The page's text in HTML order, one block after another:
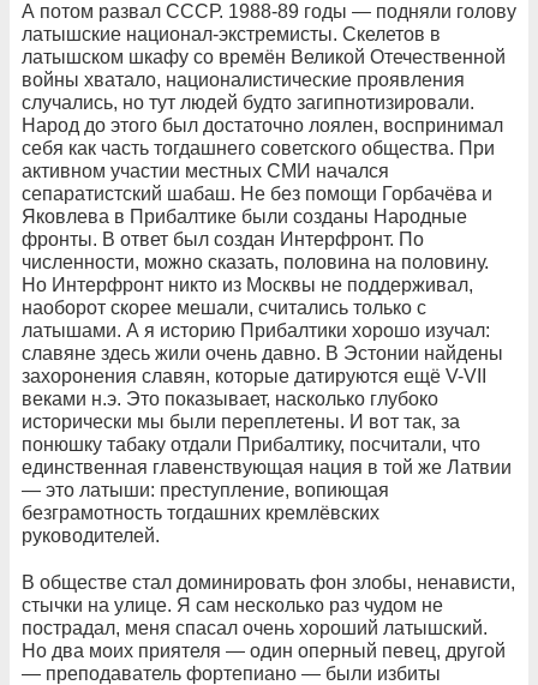
А потом развал СССР. 1988-89 годы — подняли голову
латышские национал-экстремисты. Скелетов в
латышском шкафу со времён Великой Отечественной
войны хватало, националистические проявления
случались, но тут людей будто загипнотизировали.
Народ до этого был достаточно лоялен, воспринимал
себя как часть тогдашнего советского общества. При
активном участии местных СМИ начался
сепаратистский шабаш. Не без помощи Горбачёва и
Яковлева в Прибалтике были созданы Народные
фронты. В ответ был создан Интерфронт. По
численности, можно сказать, половина на половину.
Но Интерфронт никто из Москвы не поддерживал,
наоборот скорее мешали, считались только с
латышами. А я историю Прибалтики хорошо изучал:
славяне здесь жили очень давно. В Эстонии найдены
захоронения славян, которые датируются ещё V-VII
веками н.э. Это показывает, насколько глубоко
исторически мы были переплетены. И вот так, за
понюшку табаку отдали Прибалтику, посчитали, что
единственная главенствующая нация в той же Латвии
— это латыши: преступление, вопиющая
безграмотность тогдашних кремлёвских
руководителей.
В обществе стал доминировать фон злобы, ненависти,
стычки на улице. Я сам несколько раз чудом не
пострадал, меня спасал очень хороший латышский.
Но два моих приятеля — один оперный певец, другой
— преподаватель фортепиано — были избиты